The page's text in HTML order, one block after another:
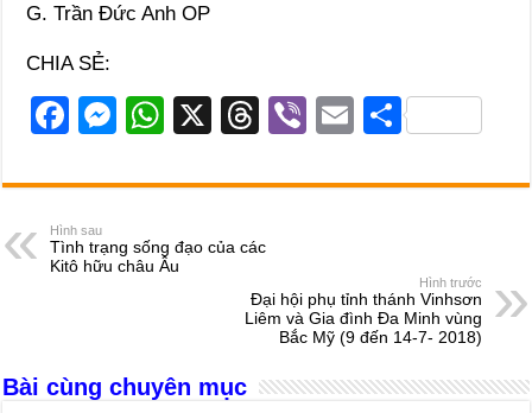
G. Trần Đức Anh OP
CHIA SẺ:
F
c
e
b
k
M
ss
n
W
at
A
X
T
e
d
s
Vi
er
E
ail
S
ar
Hình sau
Tình trạng sống đạo của các
Kitô hữu châu Âu
Hình trước
Đại hội phụ tỉnh thánh Vinhsơn
Liêm và Gia đình Đa Minh vùng
Bắc Mỹ (9 đến 14-7- 2018)
Bài cùng chuyên mục